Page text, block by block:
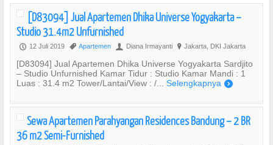
[D83094] Jual Apartemen Dhika Universe Yogyakarta –
Studio 31.4m2 Unfurnished
P 12 Juli 2019 , Apartemen U Diana Irmayanti ? Jakarta, DKI Jakarta
[D83094] Jual Apartemen Dhika Universe Yogyakarta Sardjito
– Studio Unfurnished Kamar Tidur : Studio Kamar Mandi : 1
Luas : 31.4 m2 Tower/Lantai/View : /... Selengkapnya )
Sewa Apartemen Parahyangan Residences Bandung – 2 BR
36 m2 Semi-Furnished